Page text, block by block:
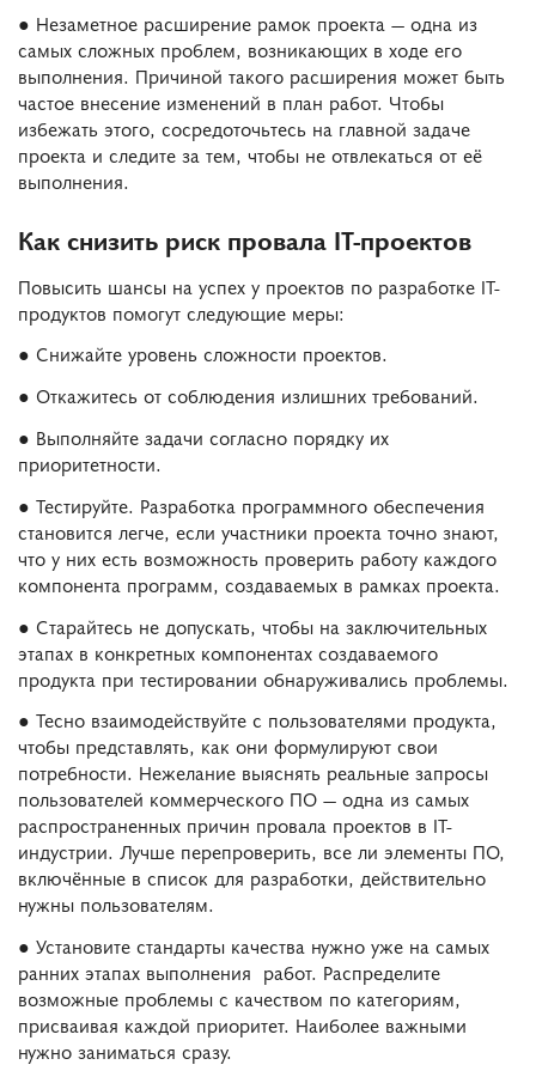
● Незаметное расширение рамок проекта — одна из
самых сложных проблем, возникающих в ходе его
выполнения. Причиной такого расширения может быть
частое внесение изменений в план работ. Чтобы
избежать этого, сосредоточьтесь на главной задаче
проекта и следите за тем, чтобы не отвлекаться от её
выполнения.
Как снизить риск провала IT-проектов
Повысить шансы на успех у проектов по разработке IT-
продуктов помогут следующие меры:
● Снижайте уровень сложности проектов.
● Откажитесь от соблюдения излишних требований.
● Выполняйте задачи согласно порядку их
приоритетности.
● Тестируйте. Разработка программного обеспечения
становится легче, если участники проекта точно знают,
что у них есть возможность проверить работу каждого
компонента программ, создаваемых в рамках проекта.
● Старайтесь не допускать, чтобы на заключительных
этапах в конкретных компонентах создаваемого
продукта при тестировании обнаруживались проблемы.
● Тесно взаимодействуйте с пользователями продукта,
чтобы представлять, как они формулируют свои
потребности. Нежелание выяснять реальные запросы
пользователей коммерческого ПО — одна из самых
распространенных причин провала проектов в IT-
индустрии. Лучше перепроверить, все ли элементы ПО,
включённые в список для разработки, действительно
нужны пользователям.
● Установите стандарты качества нужно уже на самых
ранних этапах выполнения работ. Распределите
возможные проблемы с качеством по категориям,
присваивая каждой приоритет. Наиболее важными
нужно заниматься сразу.